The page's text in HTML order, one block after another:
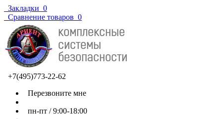
Закладки 0
Сравнение товаров 0
+7(495)773-22-62
Перезвоните мне
пн-пт / 9:00-18:00